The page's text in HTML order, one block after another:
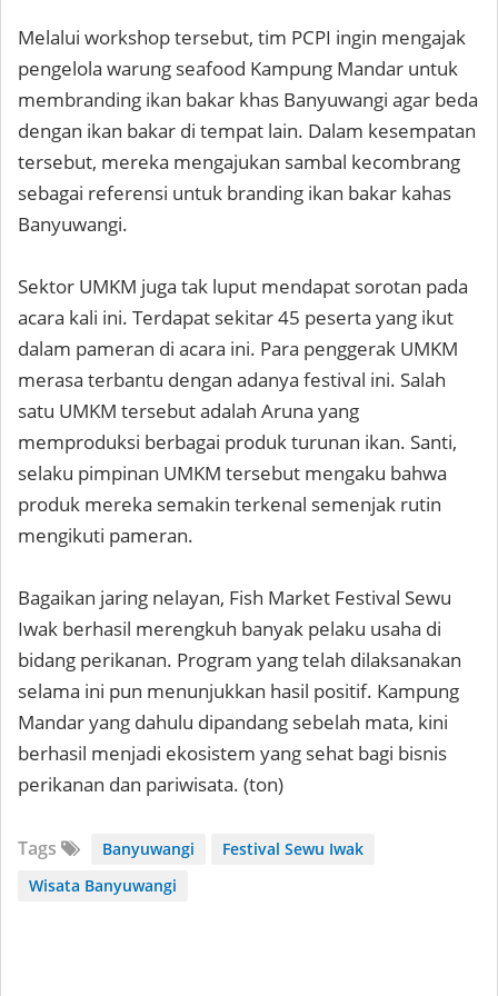
Melalui workshop tersebut, tim PCPI ingin mengajak
pengelola warung seafood Kampung Mandar untuk
membranding ikan bakar khas Banyuwangi agar beda
dengan ikan bakar di tempat lain. Dalam kesempatan
tersebut, mereka mengajukan sambal kecombrang
sebagai referensi untuk branding ikan bakar kahas
Banyuwangi.
Sektor UMKM juga tak luput mendapat sorotan pada
acara kali ini. Terdapat sekitar 45 peserta yang ikut
dalam pameran di acara ini. Para penggerak UMKM
merasa terbantu dengan adanya festival ini. Salah
satu UMKM tersebut adalah Aruna yang
memproduksi berbagai produk turunan ikan. Santi,
selaku pimpinan UMKM tersebut mengaku bahwa
produk mereka semakin terkenal semenjak rutin
mengikuti pameran.
Bagaikan jaring nelayan, Fish Market Festival Sewu
Iwak berhasil merengkuh banyak pelaku usaha di
bidang perikanan. Program yang telah dilaksanakan
selama ini pun menunjukkan hasil positif. Kampung
Mandar yang dahulu dipandang sebelah mata, kini
berhasil menjadi ekosistem yang sehat bagi bisnis
perikanan dan pariwisata. (ton)
Tags Banyuwangi
Festival Sewu Iwak
Wisata Banyuwangi